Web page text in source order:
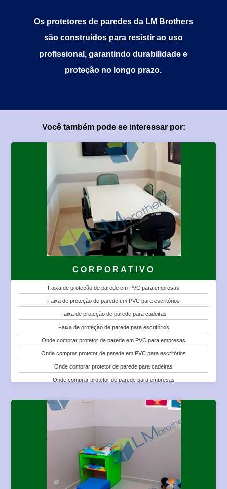
Os protetores de paredes da LM Brothers
são construídos para resistir ao uso
profissional, garantindo durabilidade e
proteção no longo prazo.
Você também pode se interessar por:
CORPORATIVO
Faixa de proteção de parede em PVC para empresas
Faixa de proteção de parede em PVC para escritórios
Faixa de proteção de parede para cadeiras
Faixa de proteção de parede para escritórios
Onde comprar protetor de parede em PVC para empresas
Onde comprar protetor de parede em PVC para escritórios
Onde comprar protetor de parede para cadeiras
Onde comprar protetor de parede para empresas
Protetor de parede em PVC para empresas
Preço de protetor de parede para empresas
Preço de protetor de parede para cadeiras
Preço de protetor de parede em PVC para escritórios
Preço de protetor de parede em PVC para empresas
Placa de proteção de parede para escritórios